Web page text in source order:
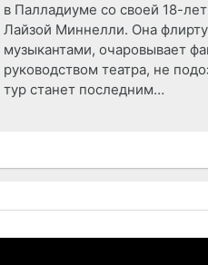
в Палладиуме со своей 18-
Лайзой Миннелли. Она
музыкантами, очаровывает
руководством театра, не
тур станет последним…